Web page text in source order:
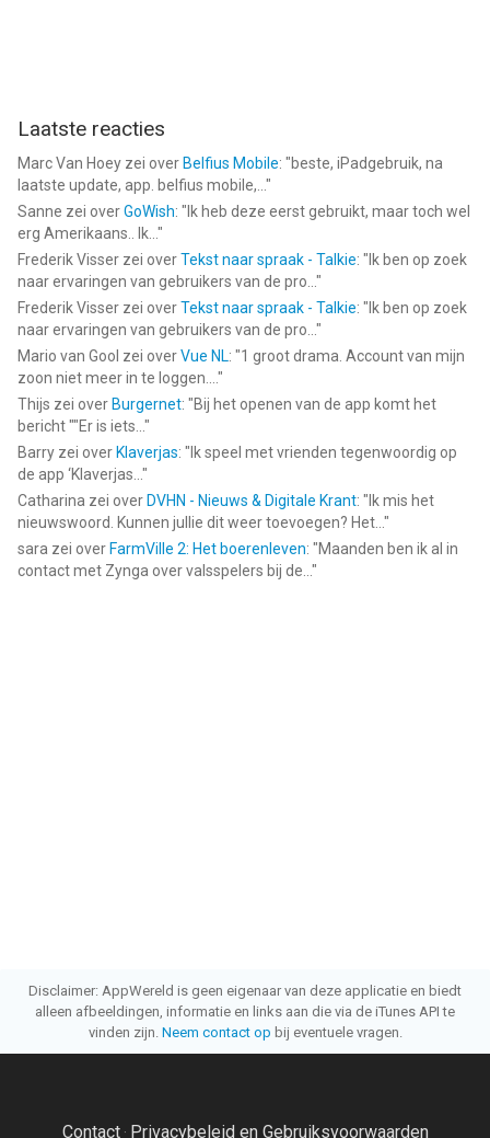
Laatste reacties
Marc Van Hoey zei over Belfius Mobile: "beste, iPadgebruik, na
laatste update, app. belfius mobile,... "
Sanne zei overGoWish: " Ik heb deze eerst gebruikt, maar toch wel
erg Amerikaans.. Ik... "
Frederik Visser zei overTekst naar spraak - Talkie: " Ik ben op zoek
naar ervaringen van gebruikers van de pro... "
Frederik Visser zei overTekst naar spraak - Talkie: " Ik ben op zoek
naar ervaringen van gebruikers van de pro... "
Mario van Gool zei overVue NL: "1 groot drama. Account van mijn
zoon niet meer in te loggen.... "
Thijs zei over Burgernet: "Bij het openen van de app komt het
bericht ""Er is iets... "
Barry zei over Klaverjas: " Ik speel met vrienden tegenwoordig op
de app ‘Klaverjas... "
Catharina zei over DVHN - Nieuws & Digitale Krant: " Ik mis het
nieuwswoord. Kunnen jullie dit weer toevoegen? Het... "
sara zei over FarmVille 2: Het boerenleven: "Maanden ben ik al in
contact met Zynga over valsspelers bij de... "
Disclaimer: AppWereld is geen eigenaar van deze applicatie en biedt
alleen afbeeldingen, informatie en links aan die via de iTunes API te
vinden zijn. Neem contact op bij eventuele vragen.
Contact· Privacybeleid en Gebruiksvoorwaarden